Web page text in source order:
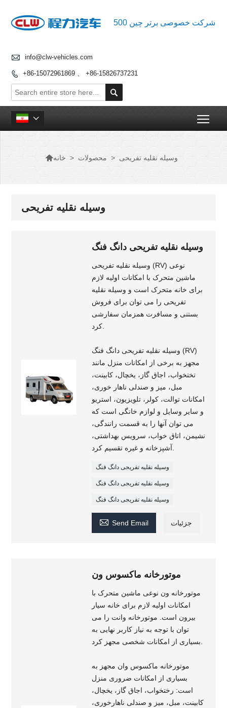
500 شرکت خصوصی برتر چین
 info@clw-vehicles.com
 +86-15072961869 、 +86-15826737231


خانه > محصولات > وسیله نقلیه تفریحی
وسیله نقلیه تفریحی
وسیله نقلیه تفریحی دانگ فنگ
وسیله نقلیه تفریحی (RV) نوعی
ماشین متحرک با امکانات اولیه لازم
برای خانه متحرک است و وسیله نقلیه
تفریحی را می توان برای فروش
بستنی و مسافرت همزمان سفارشی
وسیله نقلیه تفریحی دانگ فنگ (RV)
مجهز به برخی از امکانات منزل مانند
تختخواب، اجاق گاز، یخچال، کابینت،
مبل، میز و صندلی ناهار خوری،
امکانات توالت، کولر، تلویزیون، استریو
و سایر وسایل و لوازم خانگی است که
می توان آنها را به قسمت رانندگی،
نشیمن، اتاق خواب، سرویس بهداشتی،
وسیله نقلیه تفریحی دانگ فنگ
وسیله نقلیه تفریحی دانگ فنگ
وسیله نقلیه تفریحی دانگ فنگ
 Send Email جزئیات
موتورخانه ماکسوس ون
موتورخانه ون نوعی ماشین متحرک با
امکانات اولیه لازم برای خانه سیار
بیرون است. موتورخانه وانت را می
توان با توجه به نیاز کاربر نهایی به
موتورخانه ماکسوس وان مجهز به
بسیاری از امکانات ضروری منزل
است: رختخواب، اجاق گاز، یخچال،
کابینت، مبل، میز و صندلی ناهارخوری،